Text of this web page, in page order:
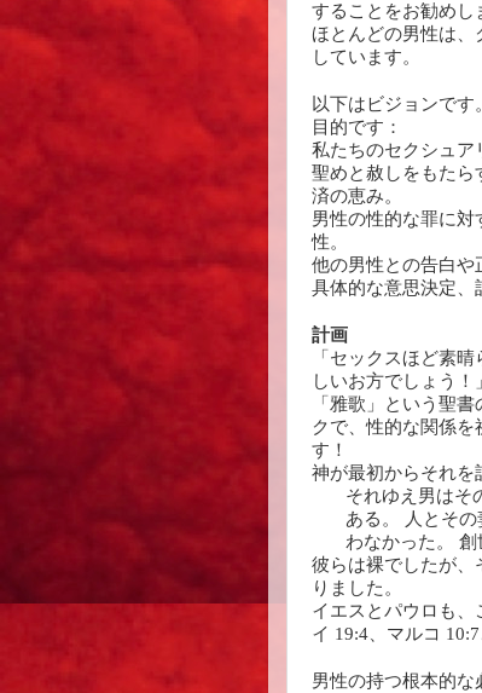
することをお勧めし
ほとんどの男性は、
しています。
以下はビジョンで
目的です：
私たちのセクシュア
聖めと赦しをもたら
済の恵み。
男性の性的な罪に
性。
他の男性との告白や
具体的な意思決定、
計画
「セックスほど素
しいお方でしょう！
「雅歌」という聖
クで、性的な関係
す！
神が最初からそれを
それゆえ男はそ
ある。 人とそ
わなかった。 創
彼らは裸でしたが、
りました。
イエスとパウロも、
イ 19:4、マルコ
男性の持つ根本的